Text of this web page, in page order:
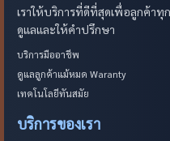
เราให้บริการที่ดีที่สุดเพื่อลูกค้า
ดูแลและให้คำปรึกษา
บริการมืออาชีพ
ดูแลลูกค้าแม้หมด Waranty
เทคโนโลยีทันสมัย
บริการของเรา